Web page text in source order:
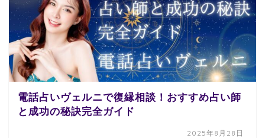
電話占いヴェルニで復縁相談！おすすめ占い師
と成功の秘訣完全ガイド
2025年8月28日